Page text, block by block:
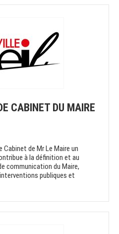
CABINET DU MAIRE
Cabinet de Mr Le Maire un
à la définition et au
communication du Maire,
publiques et